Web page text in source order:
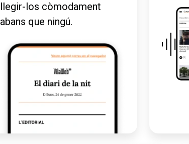
llegir-los còmodament
abans que ningú.